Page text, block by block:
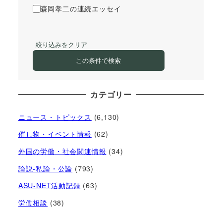
森岡孝二の連続エッセイ
絞り込みをクリア
この条件で検索
カテゴリー
ニュース・トピックス (6,130)
催し物・イベント情報 (62)
外国の労働・社会関連情報 (34)
論説-私論・公論 (793)
ASU-NET活動記録 (63)
労働相談 (38)